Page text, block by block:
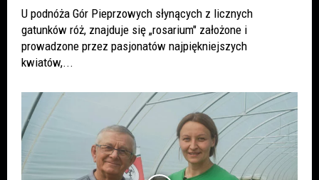
U podnóża Gór Pieprzowych słynących z licznych
gatunków róż, znajduje się „rosarium" założone i
prowadzone przez pasjonatów najpiękniejszych
kwiatów,...